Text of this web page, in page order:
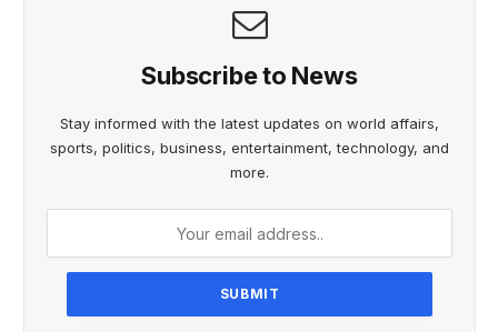
Subscribe to News
Stay informed with the latest updates on world affairs,
sports, politics, business, entertainment, technology, and
more.